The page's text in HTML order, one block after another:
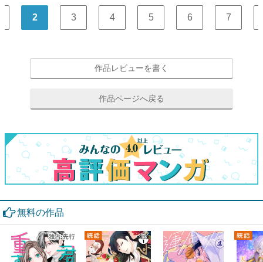
2 3 4 5 6 7
作品レビューを書く
作品ページへ戻る
無料の作品